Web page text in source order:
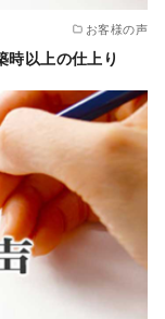
お客様の声
時以上の仕上り